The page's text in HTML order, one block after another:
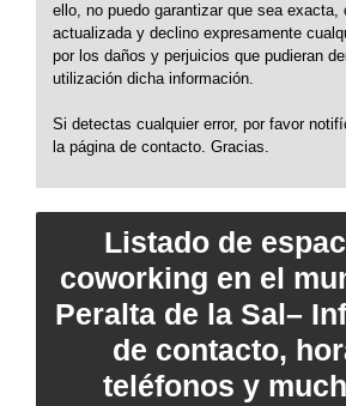
ello, no puedo garantizar que sea exacta,
actualizada y declino expresamente
por los daños y perjuicios que pudieran
utilización dicha información.
Si detectas cualquier error, por favor
la página de contacto. Gracias.
Listado de
coworking en el
Peralta de la Sal–
de contacto,
teléfonos y